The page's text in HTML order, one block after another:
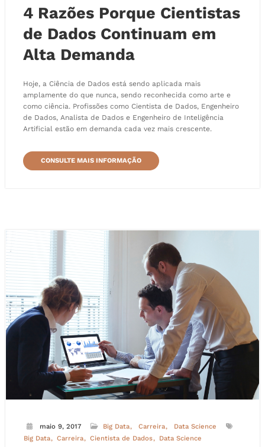
4 Razões Porque Cientistas
de Dados Continuam em
Alta Demanda
Hoje, a Ciência de Dados está sendo aplicada mais
amplamente do que nunca, sendo reconhecida como arte e
como ciência. Profissões como Cientista de Dados, Engenheiro
de Dados, Analista de Dados e Engenheiro de Inteligência
Artificial estão em demanda cada vez mais crescente.
CONSULTE MAIS INFORMAÇÃO
maio 9, 2017 Big Data Carreira
Data Science
Big Data
Carreira Cientista de Dados Data Science